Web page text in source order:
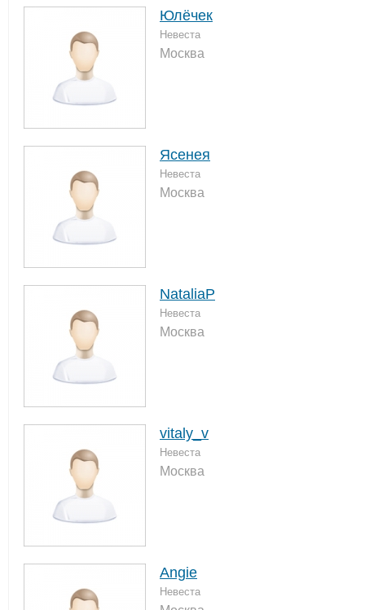
Юлёчек
Невеста
Москва
Ясенея
Невеста
Москва
NataliaP
Невеста
Москва
vitaly_v
Невеста
Москва
Angie
Невеста